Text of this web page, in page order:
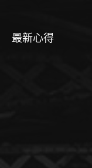
最新心得